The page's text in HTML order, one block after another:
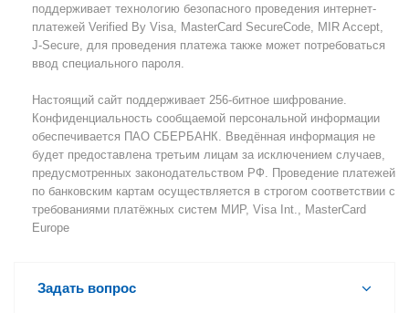
поддерживает технологию безопасного проведения интернет-
платежей Verified By Visa, MasterCard SecureCode, MIR Accept,
J-Secure, для проведения платежа также может потребоваться
ввод специального пароля.
Настоящий сайт поддерживает 256-битное шифрование.
Конфиденциальность сообщаемой персональной информации
обеспечивается ПАО СБЕРБАНК. Введённая информация не
будет предоставлена третьим лицам за исключением случаев,
предусмотренных законодательством РФ. Проведение платежей
по банковским картам осуществляется в строгом соответствии с
требованиями платёжных систем МИР, Visa Int., MasterCard
Europe
Задать вопрос